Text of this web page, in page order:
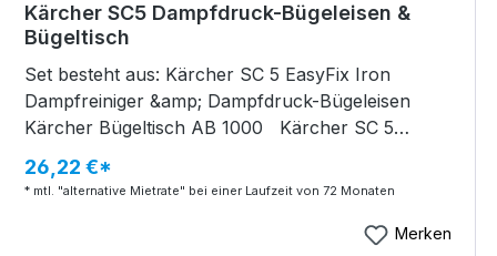
Kärcher SC5 Dampfdruck-Bügeleisen &
Bügeltisch
Set besteht aus: Kärcher SC 5 EasyFix Iron
Dampfreiniger &amp; Dampfdruck-Bügeleisen
Kärcher Bügeltisch AB 1000 Kärcher SC 5
EasyFix Iron Dampfreiniger &amp; Dampfdruck-
Bügeleisen Technische Daten Prüfzertifikat*:
99.9% Bakterien** Flächenleistung je Tankfüllung:
26,22 €*
* mtl. "alternative Mietrate" bei einer Laufzeit von 72 Monaten
Merken